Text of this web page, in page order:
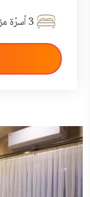
3 أسرّة مزدوجة كبيرة